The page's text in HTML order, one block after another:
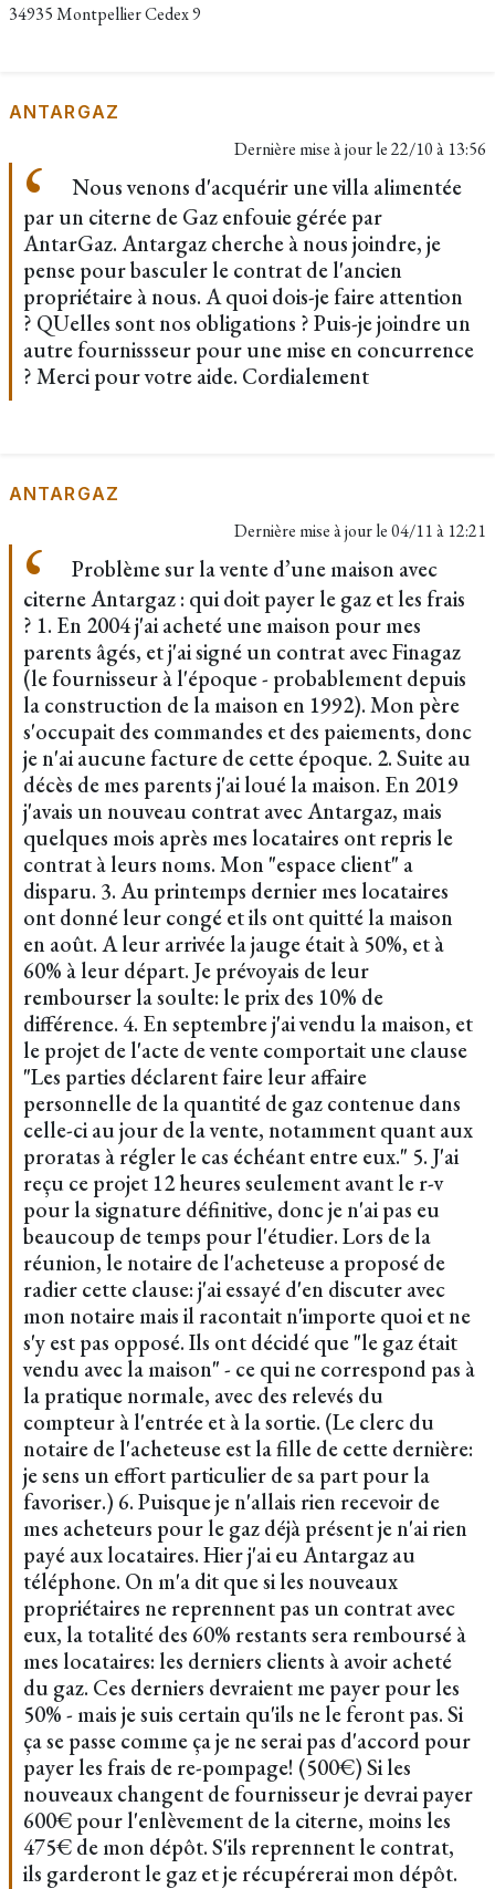
34935 Montpellier Cedex 9
ANTARGAZ
Dernière mise à jour le22/10 à 13:56
Nous venons d'acquérir une villa alimentée
par un citerne de Gaz enfouie gérée par
AntarGaz. Antargaz cherche à nous joindre, je
pense pour basculer le contrat de l'ancien
propriétaire à nous. A quoi dois-je faire attention
? QUelles sont nos obligations ? Puis-je joindre un
autre fournissseur pour une mise en concurrence
? Merci pour votre aide. Cordialement
ANTARGAZ
Dernière mise à jour le04/11 à 12:21
Problème sur la vente d’une maison avec
citerne Antargaz : qui doit payer le gaz et les frais
? 1. En 2004 j'ai acheté une maison pour mes
parents âgés, et j'ai signé un contrat avec Finagaz
(le fournisseur à l'époque - probablement depuis
la construction de la maison en 1992). Mon père
s'occupait des commandes et des paiements, donc
je n'ai aucune facture de cette époque. 2. Suite au
décès de mes parents j'ai loué la maison. En 2019
j'avais un nouveau contrat avec Antargaz, mais
quelques mois après mes locataires ont repris le
contrat à leurs noms. Mon "espace client" a
disparu. 3. Au printemps dernier mes locataires
ont donné leur congé et ils ont quitté la maison
en août. A leur arrivée la jauge était à 50%, et à
60% à leur départ. Je prévoyais de leur
rembourser la soulte: le prix des 10% de
différence. 4. En septembre j'ai vendu la maison, et
le projet de l'acte de vente comportait une clause
"Les parties déclarent faire leur affaire
personnelle de la quantité de gaz contenue dans
celle-ci au jour de la vente, notamment quant aux
proratas à régler le cas échéant entre eux." 5. J'ai
reçu ce projet 12 heures seulement avant le r-v
pour la signature définitive, donc je n'ai pas eu
beaucoup de temps pour l'étudier. Lors de la
réunion, le notaire de l'acheteuse a proposé de
radier cette clause: j'ai essayé d'en discuter avec
mon notaire mais il racontait n'importe quoi et ne
s'y est pas opposé. Ils ont décidé que "le gaz était
vendu avec la maison" - ce qui ne correspond pas à
la pratique normale, avec des relevés du
compteur à l'entrée et à la sortie. (Le clerc du
notaire de l'acheteuse est la fille de cette dernière:
je sens un effort particulier de sa part pour la
favoriser.) 6. Puisque je n'allais rien recevoir de
mes acheteurs pour le gaz déjà présent je n'ai rien
payé aux locataires. Hier j'ai eu Antargaz au
téléphone. On m'a dit que si les nouveaux
propriétaires ne reprennent pas un contrat avec
eux, la totalité des 60% restants sera remboursé à
mes locataires: les derniers clients à avoir acheté
du gaz. Ces derniers devraient me payer pour les
50% - mais je suis certain qu'ils ne le feront pas. Si
ça se passe comme ça je ne serai pas d'accord pour
payer les frais de re-pompage! (500€) Si les
nouveaux changent de fournisseur je devrai payer
600€ pour l'enlèvement de la citerne, moins les
475€ de mon dépôt. S'ils reprennent le contrat,
ils garderont le gaz et je récupérerai mon dépôt.